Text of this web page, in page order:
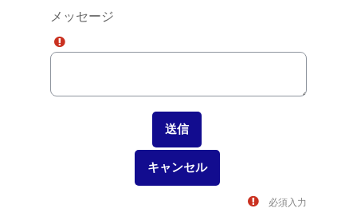
メッセージ
必須入力